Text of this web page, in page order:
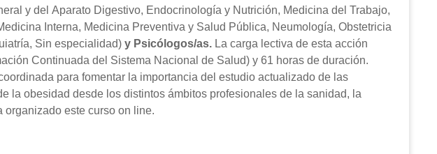
y del Aparato Digestivo, Endocrinología y Nutrición, Medicina del Trabajo,
Interna, Medicina Preventiva y Salud Pública, Neumología, Obstetricia
Sin especialidad)y Psicólogos/as. La carga lectiva de esta acción
Continuada del Sistema Nacional de Salud) y 61 horas de duración.
para fomentar la importancia del estudio actualizado de las
la obesidad desde los distintos ámbitos profesionales de la sanidad, la
este curso on line.